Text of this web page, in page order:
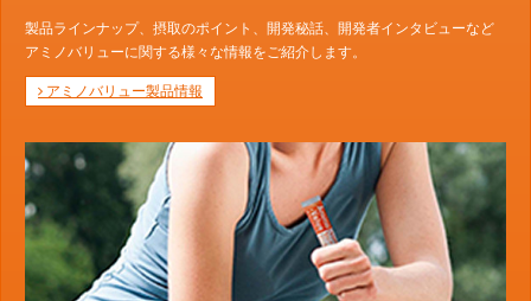
製品ラインナップ、摂取のポイント、開発秘話、開発者インタビューなど
アミノバリューに関する様々な情報をご紹介します。
アミノバリュー製品情報